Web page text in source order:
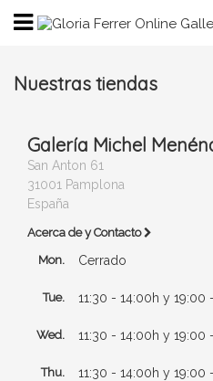
Nuestras tiendas
Galería Michel
San Anton 61
31001 Pamplona
España
Acerca de y Contacto
Mon.
Cerrado
Tue. 11:30 - 14:00h y 19:00
Wed. 11:30 - 14:00h y 19:00
Thu. 11:30 - 14:00h y 19:00